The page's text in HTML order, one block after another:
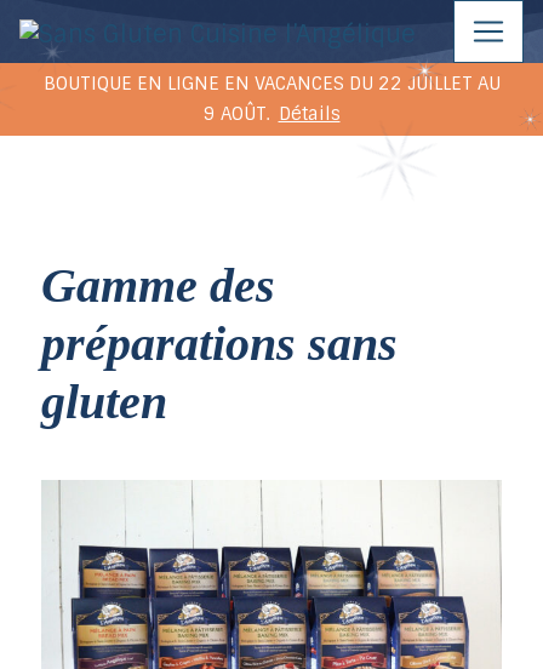
BOUTIQUE EN LIGNE EN VACANCES DU 22 JUILLET AU
9 AOÛT. Détails
Gamme des
préparations sans
gluten